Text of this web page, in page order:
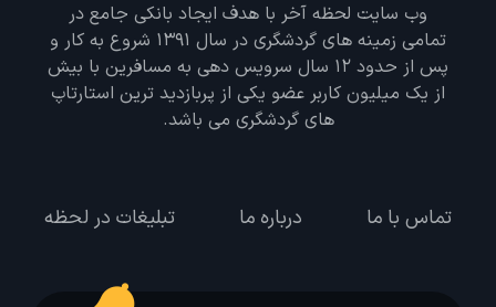
وب سایت لحظه آخر با هدف ایجاد بانکی جامع در
تمامی زمینه های گردشگری در سال 1391 شروع به کار و
پس از حدود 12 سال سرویس دهی به مسافرین با بیش
از یک میلیون کاربر عضو یکی از پربازدید ترین استارتاپ
های گردشگری می باشد.
تماس با ما درباره ما تبلیغات در لحظه